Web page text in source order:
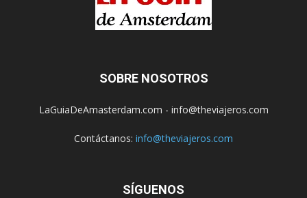
SOBRE NOSOTROS
LaGuiaDeAmasterdam.com - info@theviajeros.com
Contáctanos: info@theviajeros.com
SÍGUENOS